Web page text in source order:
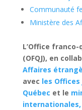
Communauté
Ministère des
L’Office
(OFQJ), en
Affaires
avec les
Québec et le
internationales,